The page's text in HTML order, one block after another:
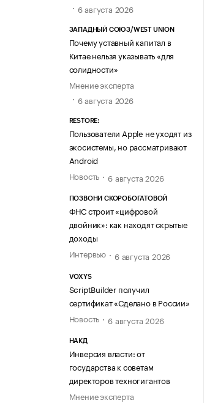
6 августа 2026
ЗАПАДНЫЙ СОЮЗ/WEST UNION
Почему уставный капитал в
Китае нельзя указывать «для
солидности»
Мнение эксперта
6 августа 2026
RESTORE:
Пользователи Apple не уходят из
экосистемы, но рассматривают
Android
Новость
6 августа 2026
ПОЗВОНИ СКОРОБОГАТОВОЙ
ФНС строит «цифровой
двойник»: как находят скрытые
доходы
Интервью
6 августа 2026
VOXYS
ScriptBuilder получил
сертификат «Сделано в России»
Новость
6 августа 2026
НАКД
Инверсия власти: от
государства к советам
директоров техногигантов
Мнение эксперта